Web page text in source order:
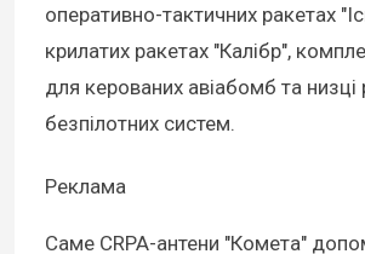
оперативно-тактичних ракетах
крилатих ракетах "Калібр",
для керованих авіабомб та низці
безпілотних систем.
Реклама
Саме CRPA-антени "Комета"